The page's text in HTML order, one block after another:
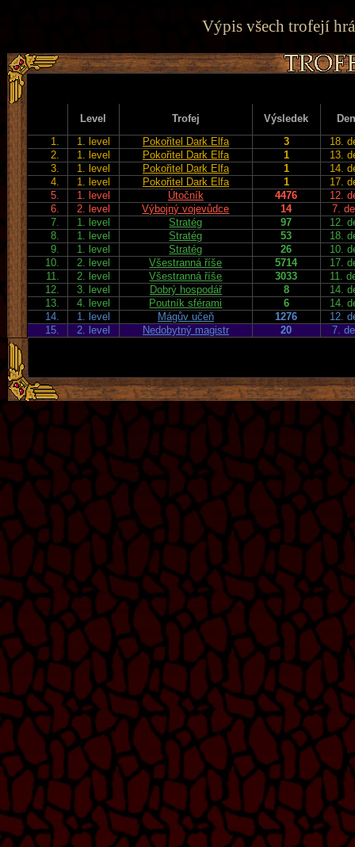
Výpis všech trofejí
Level Trofej Výsledek
1.
1. level Pokořitel Dark Elfa 3
18.
2.
1. level Pokořitel Dark Elfa 1
13.
3.
1. level Pokořitel Dark Elfa 1
14.
4.
1. level Pokořitel Dark Elfa 1
17.
5.
1. level Útočník 4476
12.
6.
2. level Výbojný vojevůdce 14
7.
7.
1. level Stratég 97
12.
8.
1. level Stratég 53
18.
9.
1. level Stratég 26
10.
10.
2. level Všestranná říše 5714
17.
11.
2. level Všestranná říše 3033
11.
12.
3. level Dobrý hospodář 8
14.
13.
4. level Poutník sférami 6
14.
14.
1. level Mágův učeň 1276
12.
15.
2. level Nedobytný magistr 20 7.